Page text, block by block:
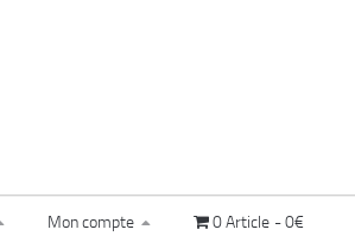
Mon compte 0 Article 0€